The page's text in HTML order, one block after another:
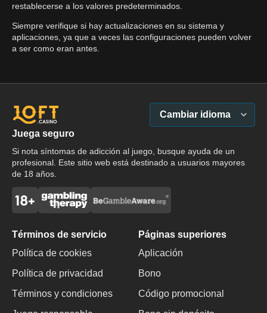
restablecerse a los valores predeterminados.
Siempre verifique si hay actualizaciones en su sistema y
aplicaciones, ya que a veces las configuraciones pueden volver
a ser como eran antes.
Juega seguro
Si nota síntomas de adicción al juego, busque ayuda de un
profesional. Este sitio web está destinado a usuarios mayores
de 18 años.
Cambiar idioma
Términos de servicio
Política de cookies
Política de privacidad
Términos y condiciones
Páginas superiores
Aplicación
Bono
Código promocional